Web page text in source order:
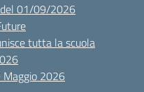
del 01/09/2026
tutta la scuola
Maggio 2026